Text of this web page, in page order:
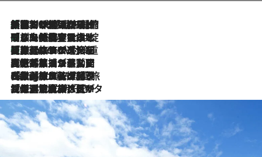
2026.8.6
「荷物が増えるほど旅ストレスは増す」美容ジャーナリストがたどり着いた最終結論。“化粧品を劇的に減らす”感動の凝縮美容とは
2026.8.6
「旅先には金髪ウィッグを持参」日本と同じメイクでは損してる!? 美容ジャーナリストが提案する“掟破りの旅美容”とは
2026.8.6
【厳選旅コスメ】「身軽さ＆UV対策重視！」ヘアアーティストshucoが選んだ夏旅ベストコスメを発表【Mサイズジップ】
2026.8.5
【厳選旅コスメ】国内をあちこち移動する河井菜摘が選んだ夏旅ベストコスメ発表！「リラックスアイテムはマスト」【Mサイズジップ】
2026.8.4
【厳選旅コスメ】「紫外線＆乾燥対策しながらメイク感も！」ヘア＆メイクGeorgeが選んだ夏旅ベストコスメを発表！【Mサイズジップ】
2026.8.3
【厳選旅コスメ】「保湿もタイパ重視！」“サウナ好き”タレント清水みさとが愛用する夏旅ベストコスメを発表！【Mサイズジップ】